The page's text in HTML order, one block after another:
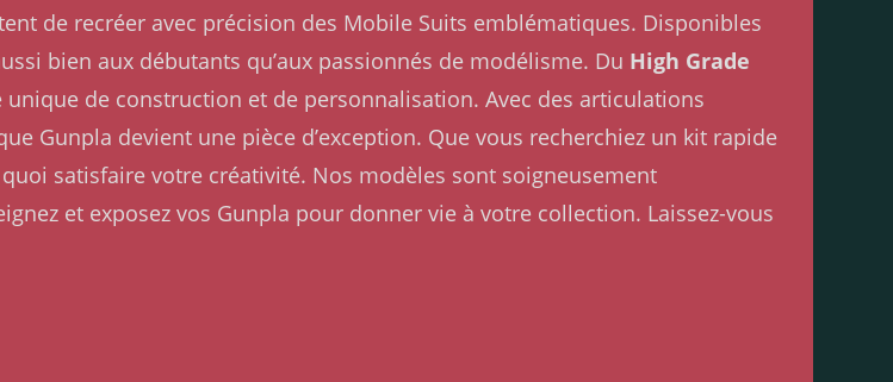
de recréer avec précision des Mobile Suits emblématiques. Disponibles
bien aux débutants qu’aux passionnés de modélisme. Du High Grade
de construction et de personnalisation. Avec des articulations
Gunpla devient une pièce d’exception. Que vous recherchiez un kit rapide
satisfaire votre créativité. Nos modèles sont soigneusement
et exposez vos Gunpla pour donner vie à votre collection. Laissez-vous